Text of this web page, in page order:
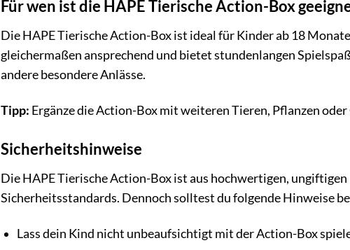
Für wen ist die HAPE Tierische Action-Box
Die HAPE Tierische Action-Box ist ideal für Kinder ab 18
gleichermaßen ansprechend und bietet stundenlangen
andere besondere Anlässe.
Tipp: Ergänze die Action-Box mit weiteren Tieren, Pflanzen
Sicherheitshinweise
Die HAPE Tierische Action-Box ist aus hochwertigen,
Sicherheitsstandards. Dennoch solltest du folgende Hinweise
Lass dein Kind nicht unbeaufsichtigt mit der Action-Box